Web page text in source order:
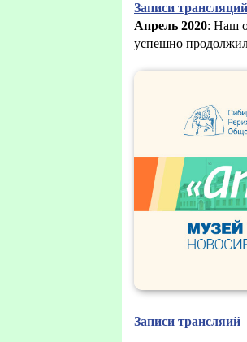
Записи трансляций
Апрель 2020: Наш
успешно
Записи трансляий